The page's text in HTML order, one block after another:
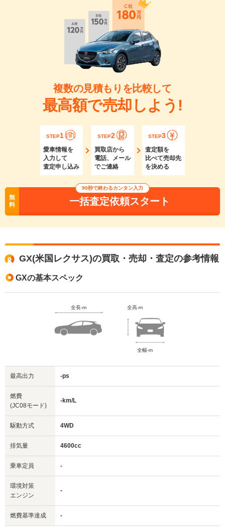
複数の見積もりを比較して
最高額で売却しよう!
STEP1
愛車情報を
入力して
査定申し込み
STEP2
買取店から
電話、メール
でご連絡
STEP3
査定額を
比べて売却先
を決める
無
料
90秒で終わるカンタン入力
一括査定依頼スタート
GX(米国レクサス)の買取・売却・査定の参考情報
GXの基本スペック
全長-m 全高-m
全幅-m
最高出力 -ps
燃費
(JC08モード)
-km/L
駆動方式 4WD
排気量 4600cc
乗車定員 -
環境対策
エンジン
-
燃費基準達成 -